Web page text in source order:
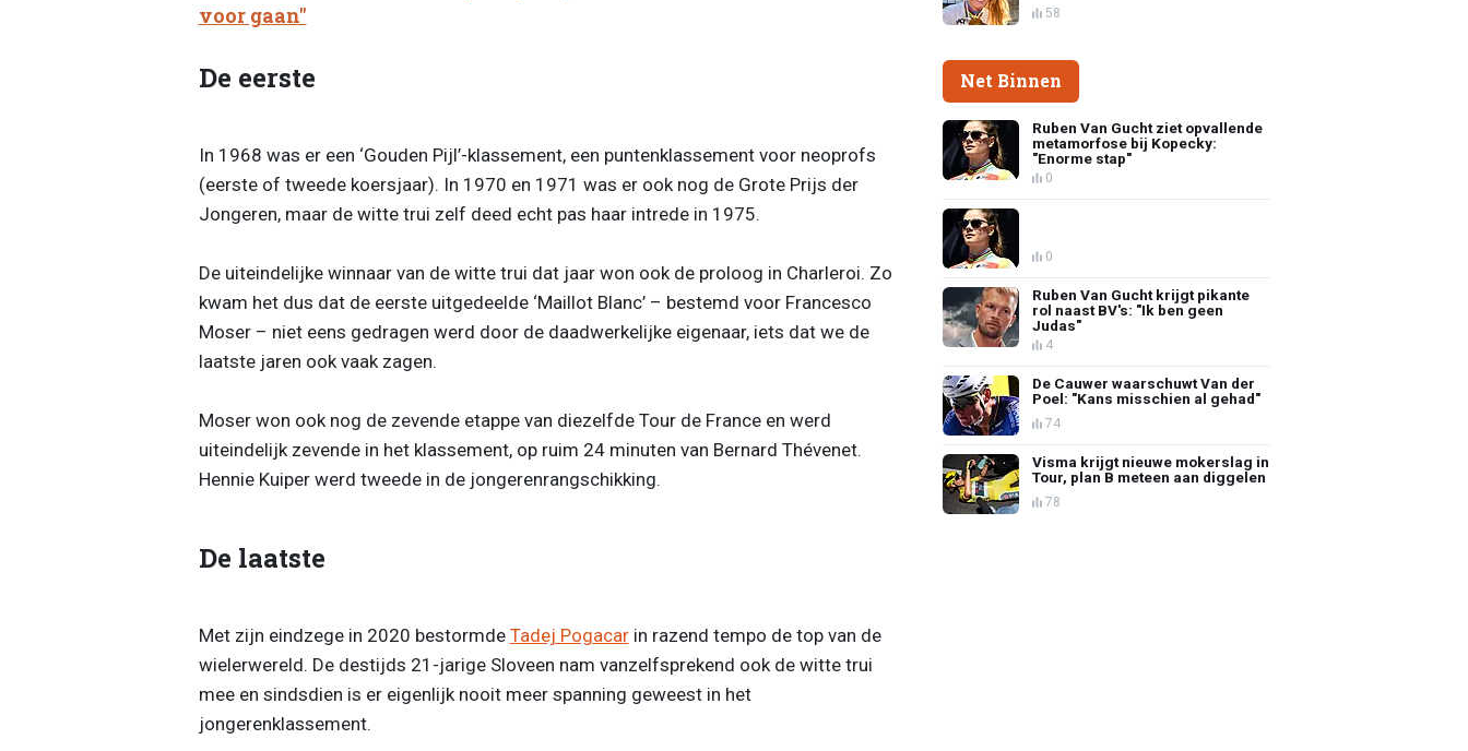
voor gaan"
De eerste
In 1968 was er een ‘Gouden Pijl’-klassement, een puntenklassement voor neoprofs
(eerste of tweede koersjaar). In 1970 en 1971 was er ook nog de Grote Prijs der
Jongeren, maar de witte trui zelf deed echt pas haar intrede in 1975.
De uiteindelijke winnaar van de witte trui dat jaar won ook de proloog in Charleroi. Zo
kwam het dus dat de eerste uitgedeelde ‘Maillot Blanc’ – bestemd voor Francesco
Moser – niet eens gedragen werd door de daadwerkelijke eigenaar, iets dat we de
laatste jaren ook vaak zagen.
Moser won ook nog de zevende etappe van diezelfde Tour de France en werd
uiteindelijk zevende in het klassement, op ruim 24 minuten van Bernard Thévenet.
Hennie Kuiper werd tweede in de jongerenrangschikking.
De laatste
Met zijn eindzege in 2020 bestormde Tadej Pogacarin razend tempo de top van de
wielerwereld. De destijds 21-jarige Sloveen nam vanzelfsprekend ook de witte trui
mee en sindsdien is er eigenlijk nooit meer spanning geweest in het
jongerenklassement.
58
Net Binnen
Ruben Van Gucht ziet opvallende
metamorfose bij Kopecky:
"Enorme stap"
0
0
Ruben Van Gucht krijgt pikante
rol naast BV's: "Ik ben geen
Judas"
4
De Cauwer waarschuwt Van der
Poel: "Kans misschien al gehad"
74
Visma krijgt nieuwe mokerslag in
Tour, plan B meteen aan diggelen
78